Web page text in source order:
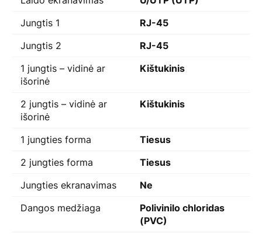
Jungtis 1
RJ-45
Jungtis 2
RJ-45
1 jungtis – vidinė ar
išorinė
Kištukinis
2 jungtis – vidinė ar
išorinė
Kištukinis
1 jungties forma
Tiesus
2 jungties forma
Tiesus
Jungties ekranavimas
Ne
Dangos medžiaga
Polivinilo chloridas
(PVC)